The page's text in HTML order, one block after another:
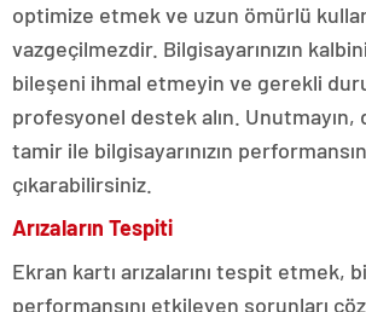
optimize etmek ve uzun ömürlü
vazgeçilmezdir. Bilgisayarınızın
bileşeni ihmal etmeyin ve gerekli
profesyonel destek alın. Unutmayın,
tamir ile bilgisayarınızın
çıkarabilirsiniz.
Arızaların Tespiti
Ekran kartı arızalarını tespit etmek,
performansını etkileyen sorunları